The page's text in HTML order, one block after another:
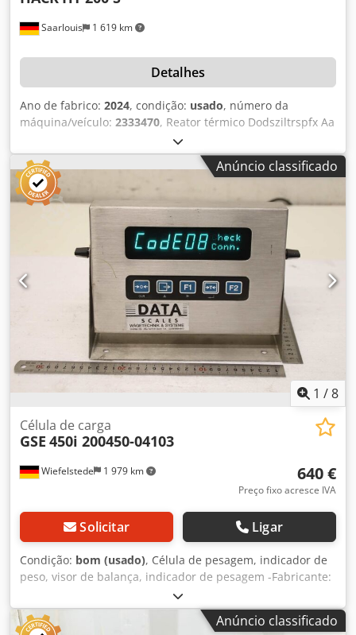
Saarlouis 1 619 km
Detalhes
Ano de fabrico: 2024, condição: usado, número da
máquina/veículo: 2333470, Reator térmico Dodsziltrspfx Aa
Anúncio classificado
1 /8
Wiefelstede 1 979 km
Célula de carga
GSE 450i 200450-04103
640 €
Preço fixo acresce IVA
Solicitar Ligar
Condição: bom (usado), Célula de pesagem, indicador de
peso, visor de balança, indicador de pesagem -Fabricante:
GSE, indicador de peso, modelo 450i -N.º de referência:
200450-04103 -Tensão: 90-250 VCA 50-60 Hz -Dimensões:
280/100/A185 mm -Peso: 2,6 kg Dkjdszmubtjpfx Aa Ror
Anúncio classificado